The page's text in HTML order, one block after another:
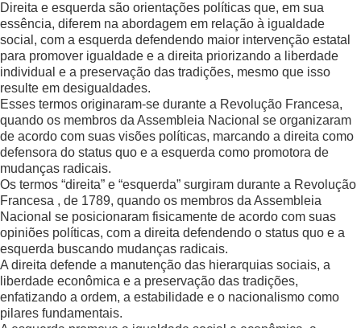
Direita e esquerda são orientações políticas que, em sua
essência, diferem na abordagem em relação à igualdade
social, com a esquerda defendendo maior intervenção estatal
para promover igualdade e a direita priorizando a liberdade
individual e a preservação das tradições, mesmo que isso
resulte em desigualdades.
Esses termos originaram-se durante a Revolução Francesa,
quando os membros da Assembleia Nacional se organizaram
de acordo com suas visões políticas, marcando a direita como
defensora do status quo e a esquerda como promotora de
mudanças radicais.
Os termos “direita” e “esquerda” surgiram durante a Revolução
Francesa , de 1789, quando os membros da Assembleia
Nacional se posicionaram fisicamente de acordo com suas
opiniões políticas, com a direita defendendo o status quo e a
esquerda buscando mudanças radicais.
A direita defende a manutenção das hierarquias sociais, a
liberdade econômica e a preservação das tradições,
enfatizando a ordem, a estabilidade e o nacionalismo como
pilares fundamentais.